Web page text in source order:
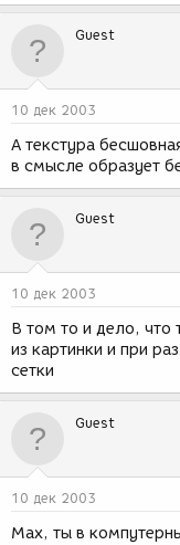
Guest
10 дек 2003
А текстура
в смысле образует
Guest
10 дек 2003
В том то и дело, что
из картинки и при
сетки
Guest
10 дек 2003
Max, ты в